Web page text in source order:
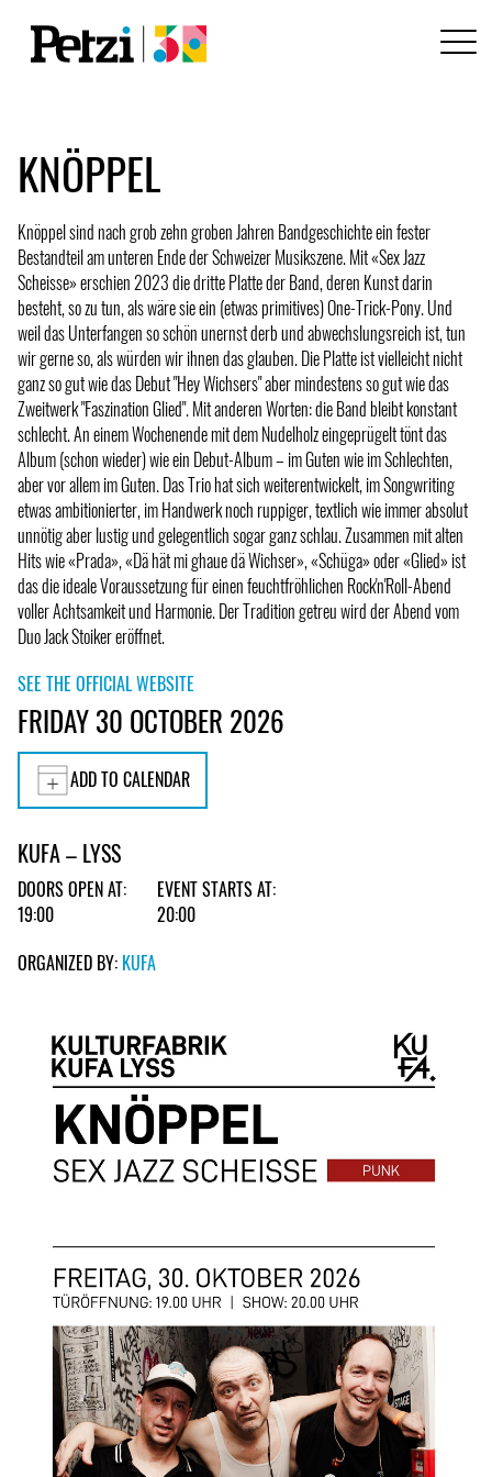
KNÖPPEL
Knöppel sind nach grob zehn groben Jahren Bandgeschichte ein fester
Bestandteil am unteren Ende der Schweizer Musikszene. Mit «Sex Jazz
Scheisse» erschien 2023 die dritte Platte der Band, deren Kunst darin
besteht, so zu tun, als wäre sie ein (etwas primitives) One-Trick-Pony. Und
weil das Unterfangen so schön unernst derb und abwechslungsreich ist, tun
wir gerne so, als würden wir ihnen das glauben. Die Platte ist vielleicht nicht
ganz so gut wie das Debut "Hey Wichsers" aber mindestens so gut wie das
Zweitwerk "Faszination Glied". Mit anderen Worten: die Band bleibt konstant
schlecht. An einem Wochenende mit dem Nudelholz eingeprügelt tönt das
Album (schon wieder) wie ein Debut-Album – im Guten wie im Schlechten,
aber vor allem im Guten. Das Trio hat sich weiterentwickelt, im Songwriting
etwas ambitionierter, im Handwerk noch ruppiger, textlich wie immer absolut
unnötig aber lustig und gelegentlich sogar ganz schlau. Zusammen mit alten
Hits wie «Prada», «Dä hät mi ghaue dä Wichser», «Schüga» oder «Glied» ist
das die ideale Voraussetzung für einen feuchtfröhlichen Rock'n'Roll-Abend
voller Achtsamkeit und Harmonie. Der Tradition getreu wird der Abend vom
Duo Jack Stoiker eröffnet.
SEE THE OFFICIAL WEBSITE
FRIDAY 30 OCTOBER 2026
ADD TO CALENDAR
KUFA – LYSS
DOORS OPEN AT:
19:00
EVENT STARTS AT:
20:00
ORGANIZED BY: KUFA